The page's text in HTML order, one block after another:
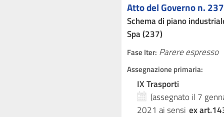
Atto del Governo n. 237
Schema di piano
Spa (237)
Fase Iter: Parere espresso
Assegnazione primaria:
IX Trasporti
(assegnato il 7
2021 ai sensi ex